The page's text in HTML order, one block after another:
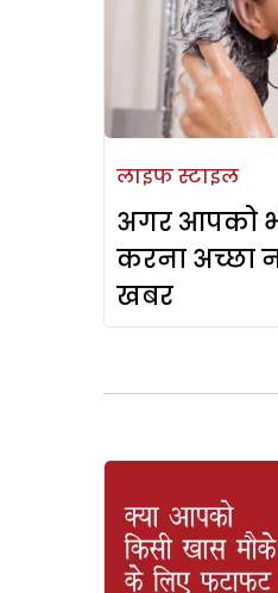
लाइफ स्टाइल
अगर आपको
करना अच्छा
खबर